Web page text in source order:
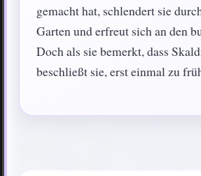
gemacht hat, schlendert sie
Garten und erfreut sich an den
Doch als sie bemerkt, dass
beschließt sie, erst einmal zu